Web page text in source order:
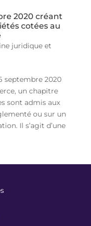
2020 créant
cotées au
juridique et
septembre 2020
un chapitre
sont admis aux
ou sur un
Il s’agit d’une